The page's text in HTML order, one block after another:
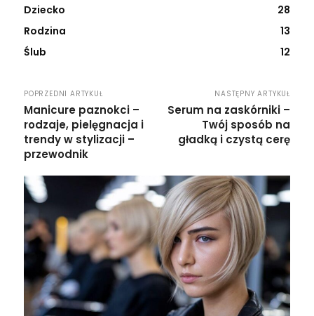
Dziecko
28
Rodzina
13
Ślub
12
POPRZEDNI ARTYKUŁ
Manicure paznokci –
rodzaje, pielęgnacja i
trendy w stylizacji –
przewodnik
NASTĘPNY ARTYKUŁ
Serum na zaskórniki –
Twój sposób na
gładką i czystą cerę